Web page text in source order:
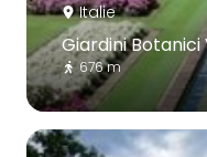
Italie
Giardini
676 m